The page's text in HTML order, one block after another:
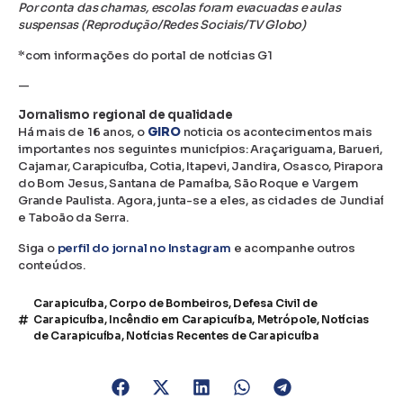
Por conta das chamas, escolas foram evacuadas e aulas
suspensas (Reprodução/Redes Sociais/TV Globo)
*com informações do portal de notícias G1
—
Jornalismo regional de qualidade
Há mais de 16 anos, o GIROnoticia os acontecimentos mais
importantes nos seguintes municípios: Araçariguama, Barueri,
Cajamar, Carapicuíba, Cotia, Itapevi, Jandira, Osasco, Pirapora
do Bom Jesus, Santana de Parnaíba, São Roque e Vargem
Grande Paulista. Agora, junta-se a eles, as cidades de Jundiaí
e Taboão da Serra.
Siga o perfil do jornal no Instagram e acompanhe outros
conteúdos.
Carapicuíba, Corpo de Bombeiros, Defesa Civil de
Carapicuíba, Incêndio em Carapicuíba, Metrópole, Notícias
de Carapicuíba, Notícias Recentes de Carapicuíba